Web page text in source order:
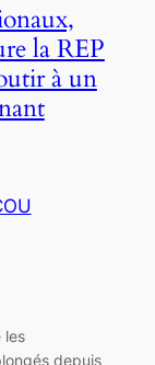
la REP
à un
les
depuis